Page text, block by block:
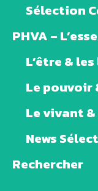
Sélection
PHVA –
L’être &
Le pouvoir
Le vivant
News
Rechercher